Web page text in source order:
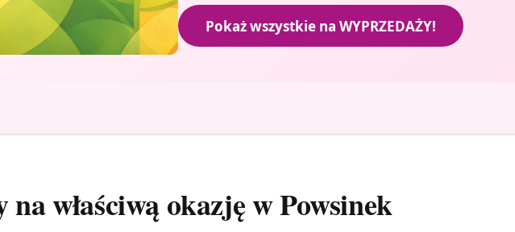
Pokaż wszystkie na WYPRZEDAŻY!
właściwą okazję w Powsinek